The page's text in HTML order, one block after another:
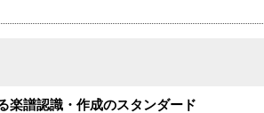
楽譜認識・作成のスタンダード